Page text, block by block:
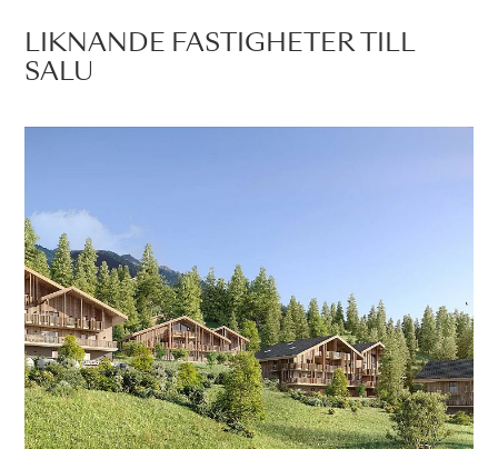
LIKNANDE FASTIGHETER TILL
SALU